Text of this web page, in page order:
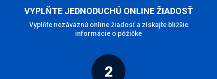
VYPLŇTE JEDNODUCHÚ ONLINE ŽIADOSŤ
Vyplňte nezáväznú online žiadosť a získajte bližšie
informácie o pôžičke
2